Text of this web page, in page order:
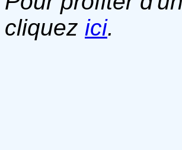
cliquez ici.